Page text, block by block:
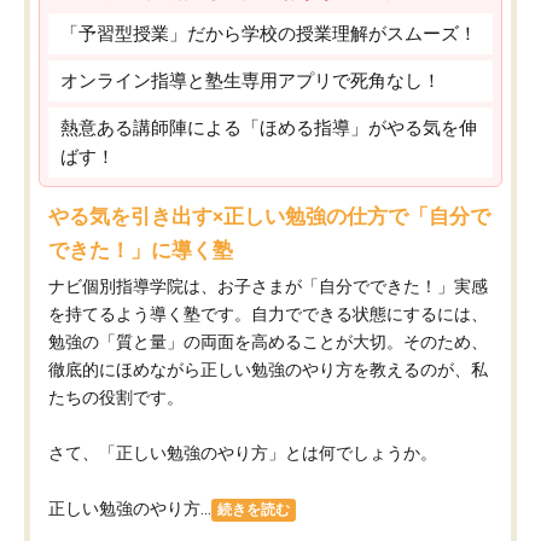
「予習型授業」だから学校の授業理解がスムーズ！
オンライン指導と塾生専用アプリで死角なし！
熱意ある講師陣による「ほめる指導」がやる気を伸
ばす！
やる気を引き出す×正しい勉強の仕方で「自分で
できた！」に導く塾
ナビ個別指導学院は、お子さまが「自分でできた！」実感
を持てるよう導く塾です。自力でできる状態にするには、
勉強の「質と量」の両面を高めることが大切。そのため、
徹底的にほめながら正しい勉強のやり方を教えるのが、私
たちの役割です。
さて、「正しい勉強のやり方」とは何でしょうか。
正しい勉強のやり方... 続きを読む